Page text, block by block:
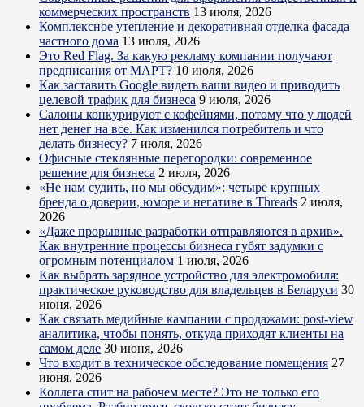
коммерческих пространств 13 июля, 2026
Комплексное утепление и декоративная отделка фасада
частного дома 13 июля, 2026
Это Red Flag. За какую рекламу компании получают
предписания от МАРТ? 10 июля, 2026
Как заставить Google видеть ваши видео и приводить
целевой трафик для бизнеса 9 июля, 2026
Салоны конкурируют с кофейнями, потому что у людей
нет денег на все. Как изменился потребитель и что
делать бизнесу? 7 июля, 2026
Офисные стеклянные перегородки: современное
решение для бизнеса 2 июля, 2026
«Не нам судить, но мы обсудим»: четыре крупных
бренда о доверии, юморе и негативе в Threads 2 июля,
2026
«Даже прорывные разработки отправляются в архив».
Как внутренние процессы бизнеса губят задумки с
огромным потенциалом 1 июля, 2026
Как выбрать зарядное устройство для электромобиля:
практическое руководство для владельцев в Беларуси 30
июня, 2026
Как связать медийные кампании с продажами: post-view
аналитика, чтобы понять, откуда приходят клиенты на
самом деле 30 июня, 2026
Что входит в техническое обследование помещения 27
июня, 2026
Коллега спит на рабочем месте? Это не только его